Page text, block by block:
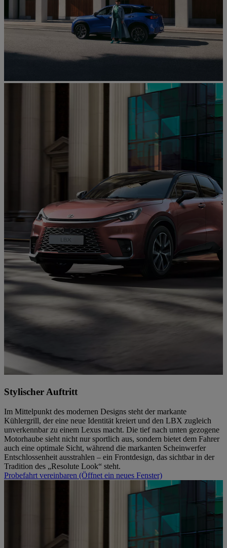
Stylischer Auftritt
Im Mittelpunkt des modernen Designs steht der markante
Kühlergrill, der eine neue Identität kreiert und den LBX zugleich
unverkennbar zu einem Lexus macht. Die tief nach unten gezogene
Motorhaube sieht nicht nur sportlich aus, sondern bietet dem Fahrer
auch eine optimale Sicht, während die markanten Scheinwerfer
Entschlossenheit ausstrahlen – ein Frontdesign, das sichtbar in der
Tradition des „Resolute Look“ steht.
Probefahrt vereinbaren (Öffnet ein neues Fenster)